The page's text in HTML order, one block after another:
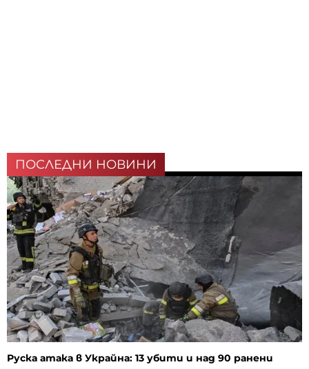
ПОСЛЕДНИ НОВИНИ
Руска атака в Украйна: 13 убити и над 90 ранени